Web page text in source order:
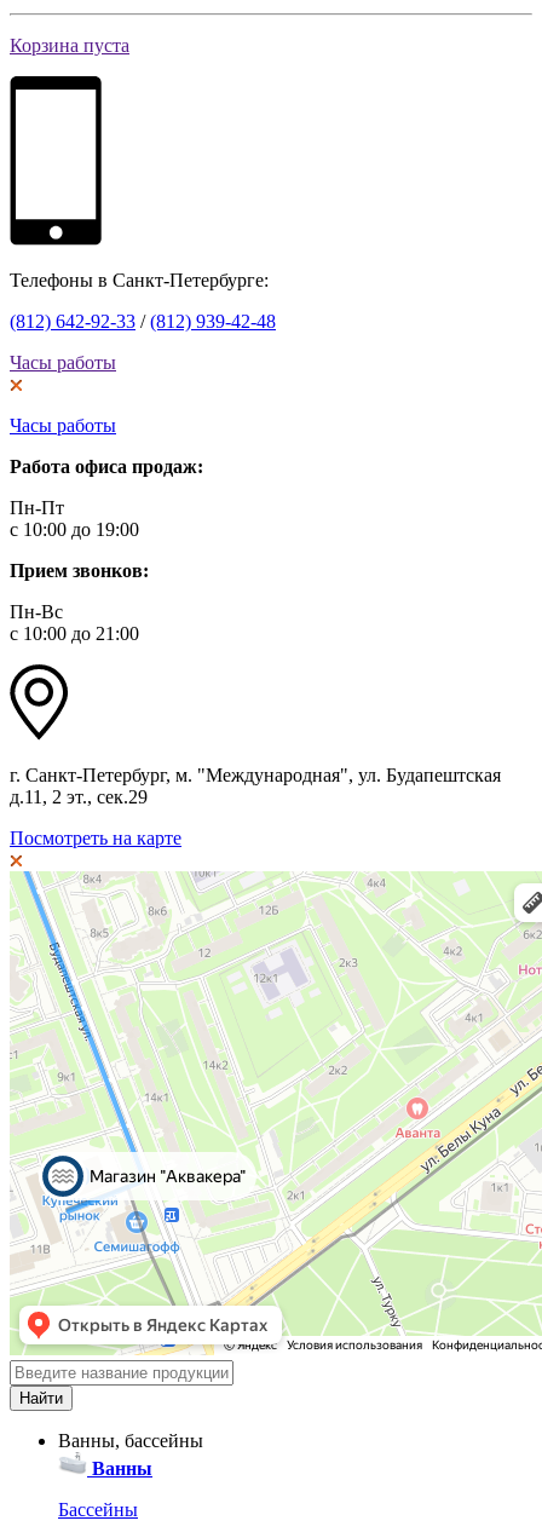
Корзина пуста
Телефоны в Санкт-Петербурге:
(812) 642-92-33 /(812) 939-42-48
Часы работы
Часы работы
Работа офиса продаж:
Пн-Пт
с 10:00 до 19:00
Прием звонков:
Пн-Вс
с 10:00 до 21:00
г. Санкт-Петербург, м. "Международная", ул. Будапештская
д.11, 2 эт., сек.29
Посмотреть на карте
Ванны, бассейны
Ванны
Бассейны